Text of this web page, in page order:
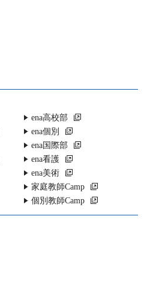
ena高校部
ena個別
ena国際部
ena看護
ena美術
家庭教師Camp
個別教師Camp